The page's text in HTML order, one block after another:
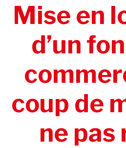
Mise en
d’un
coup de
ne pas